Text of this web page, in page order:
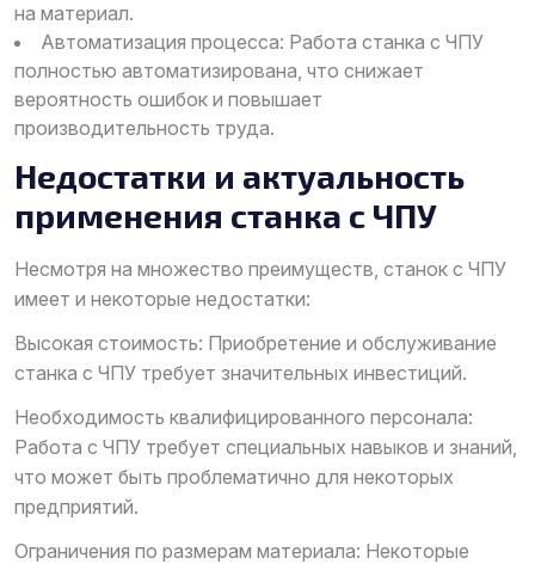
на материал.
Автоматизация процесса: Работа станка с ЧПУ
полностью автоматизирована, что снижает
вероятность ошибок и повышает
производительность труда.
Недостатки и актуальность
применения станка с ЧПУ
Несмотря на множество преимуществ, станок с ЧПУ
имеет и некоторые недостатки:
Высокая стоимость: Приобретение и обслуживание
станка с ЧПУ требует значительных инвестиций.
Необходимость квалифицированного персонала:
Работа с ЧПУ требует специальных навыков и знаний,
что может быть проблематично для некоторых
предприятий.
Ограничения по размерам материала: Некоторые